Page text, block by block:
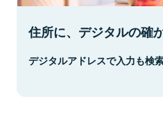
住所に、デジタルの確
デジタルアドレスで入力も検